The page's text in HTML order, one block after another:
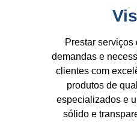
Prestar
demandas e
clientes com
produtos de
especializados e
sólido e